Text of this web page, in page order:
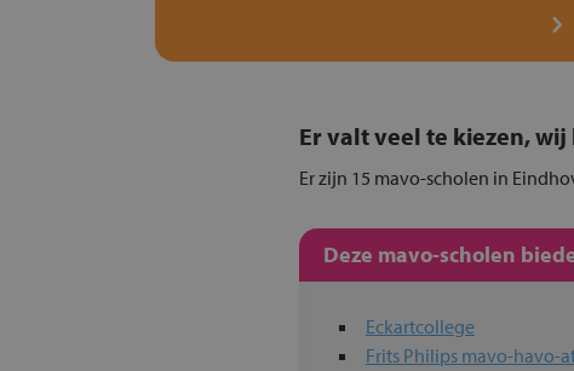
Er valt veel te kiezen,
Er zijn 15 mavo-scholen in
Deze mavo-scholen
Eckartcollege
Frits Philips mavo-havo-